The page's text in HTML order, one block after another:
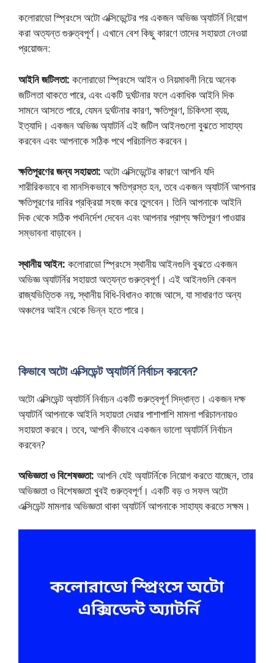
কলোরাডো স্প্রিংসে অটো এক্সিডেন্টের পর একজন অভিজ্ঞ অ্যাটর্নি নিয়োগ
করা অত্যন্ত গুরুত্বপূর্ণ। এখানে বেশ কিছু কারণে তাদের সহায়তা নেওয়া
প্রয়োজন:
আইনি জটিলতা: কলোরাডো স্প্রিংসে আইন ও নিয়মাবলী নিয়ে অনেক
জটিলতা থাকতে পারে, এবং একটি দুর্ঘটনার ফলে একাধিক আইনি দিক
সামনে আসতে পারে, যেমন দুর্ঘটনার কারণ, ক্ষতিপূরণ, চিকিৎসা ব্যয়,
ইত্যাদি। একজন অভিজ্ঞ অ্যাটর্নি এই জটিল আইনগুলো বুঝতে সাহায্য
করবেন এবং আপনাকে সঠিক পথে পরিচালিত করবেন।
ক্ষতিপূরণের জন্য সহায়তা: অটো এক্সিডেন্টের কারণে আপনি যদি
শারীরিকভাবে বা মানসিকভাবে ক্ষতিগ্রস্ত হন, তবে একজন অ্যাটর্নি আপনার
ক্ষতিপূরণের দাবির প্রক্রিয়া সহজ করে তুলবেন। তিনি আপনাকে আইনি
দিক থেকে সঠিক পথনির্দেশ দেবেন এবং আপনার প্রাপ্য ক্ষতিপূরণ পাওয়ার
সম্ভাবনা বাড়াবেন।
স্থানীয় আইন: কলোরাডো স্প্রিংসে স্থানীয় আইনগুলি বুঝতে একজন
অভিজ্ঞ অ্যাটর্নির সহায়তা অত্যন্ত গুরুত্বপূর্ণ। এই আইনগুলি কেবল
রাজ্যভিত্তিক নয়, স্থানীয় বিধি-বিধানও কাজে আসে, যা সাধারণত অন্য
অঞ্চলের আইন থেকে ভিন্ন হতে পারে।
কিভাবে অটো এক্সিডেন্ট অ্যাটর্নি নির্বাচন করবেন?
অটো এক্সিডেন্ট অ্যাটর্নি নির্বাচন একটি গুরুত্বপূর্ণ সিদ্ধান্ত। একজন দক্ষ
অ্যাটর্নি আপনাকে আইনি সহায়তা দেয়ার পাশাপাশি মামলা পরিচালনায়ও
সহায়তা করবে। তবে, আপনি কীভাবে একজন ভালো অ্যাটর্নি নির্বাচন
করবেন?
অভিজ্ঞতা ও বিশেষজ্ঞতা: আপনি যেই অ্যাটর্নিকে নিয়োগ করতে যাচ্ছেন, তার
অভিজ্ঞতা ও বিশেষজ্ঞতা খুবই গুরুত্বপূর্ণ। একটি বড় ও সফল অটো
এক্সিডেন্ট মামলার অভিজ্ঞতা থাকা অ্যাটর্নি আপনাকে সাহায্য করতে সক্ষম।